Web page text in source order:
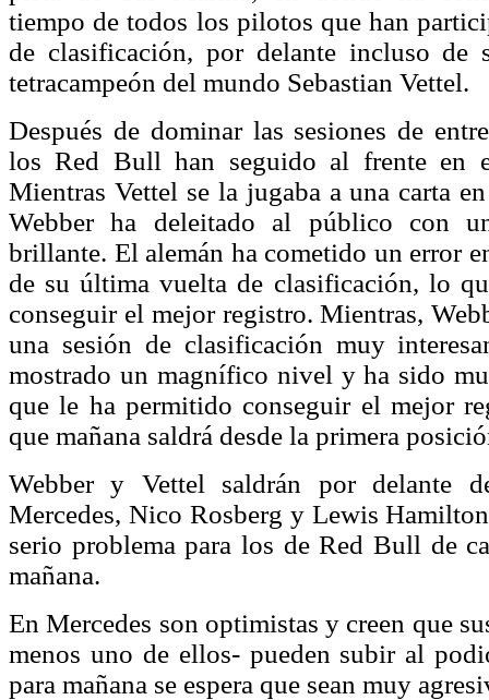
tiempo de todos los pilotos que han
de clasificación, por delante incluso de
tetracampeón del mundo Sebastian Vettel.
Después de dominar las sesiones de
los Red Bull han seguido al frente en
Mientras Vettel se la jugaba a una carta
Webber ha deleitado al público con
brillante. El alemán ha cometido un error
de su última vuelta de clasificación, lo
conseguir el mejor registro. Mientras,
una sesión de clasificación muy
mostrado un magnífico nivel y ha sido
que le ha permitido conseguir el mejor
que mañana saldrá desde la primera
Webber y Vettel saldrán por delante
Mercedes, Nico Rosberg y Lewis
serio problema para los de Red Bull de
mañana.
En Mercedes son optimistas y creen que
menos uno de ellos- pueden subir al
para mañana se espera que sean muy